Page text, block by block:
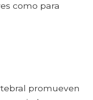
como para
promueven